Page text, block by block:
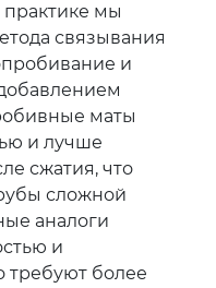
мы
связывания
и
маты
и лучше
сжатия, что
сложной
аналоги
и
требуют более